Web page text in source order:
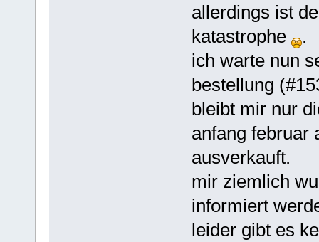
allerdings ist
katastrophe
.
ich warte nun
bestellung
bleibt mir nur
anfang februar
ausverkauft.
mir ziemlich
informiert
leider gibt es